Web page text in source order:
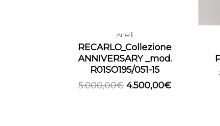
Anelli
RECARLO_Collezione
ANNIVERSARY _mod.
R01SO195/051-15
5.000,00€ 4.500,00€